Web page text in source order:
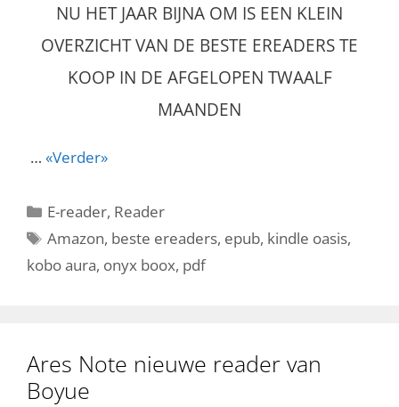
NU HET JAAR BIJNA OM IS EEN KLEIN
OVERZICHT VAN DE BESTE EREADERS TE
KOOP IN DE AFGELOPEN TWAALF
MAANDEN
… «Verder»
Categorieën
E-reader, Reader
Tags
Amazon, beste ereaders, epub, kindle oasis,
kobo aura, onyx boox, pdf
Ares Note nieuwe reader van
Boyue